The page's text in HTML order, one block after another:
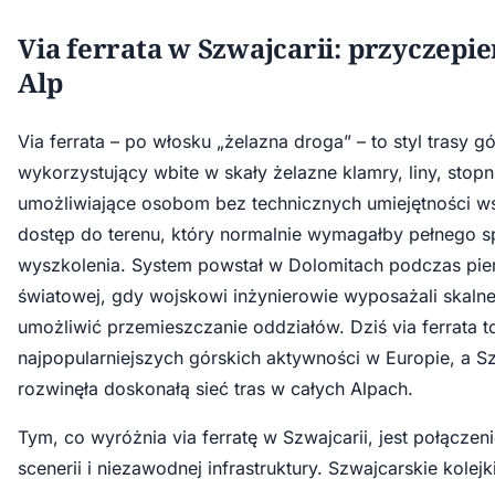
Via ferrata w Szwajcarii:
Alp
Via ferrata – po włosku „żelazna droga” – to styl trasy
wykorzystujący wbite w skały żelazne klamry, liny,
umożliwiające osobom bez technicznych umiejętności
dostęp do terenu, który normalnie wymagałby pełnego
wyszkolenia. System powstał w Dolomitach podczas
światowej, gdy wojskowi inżynierowie wyposażali
umożliwić przemieszczanie oddziałów. Dziś via ferrata
najpopularniejszych górskich aktywności w Europie, a
rozwinęła doskonałą sieć tras w całych Alpach.
Tym, co wyróżnia via ferratę w Szwajcarii, jest
scenerii i niezawodnej infrastruktury. Szwajcarskie